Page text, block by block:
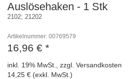
Auslösehaken - 1 Stk
2102; 21202
Artikelnummer: 00769579
16,96 € *
inkl. 19% MwSt., zzgl. Versandkosten
14,25 € (exkl. MwSt.)